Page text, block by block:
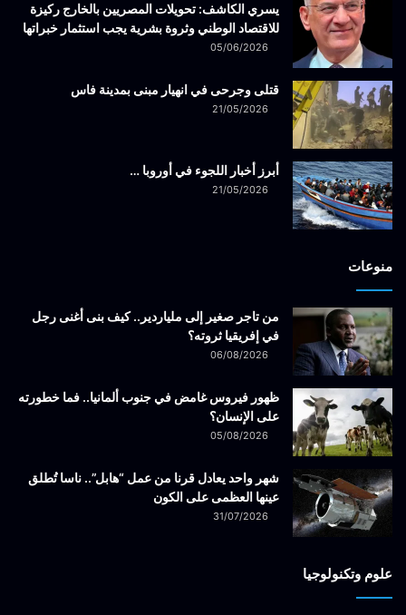
يسري الكاشف: تحويلات المصريين بالخارج ركيزة
للاقتصاد الوطني وثروة بشرية يجب استثمار خبراتها
05/06/2026
قتلى وجرحى في انهيار مبنى بمدينة فاس
21/05/2026
أبرز أخبار اللجوء في أوروبا …
21/05/2026
منوعات
من تاجر صغير إلى ملياردير.. كيف بنى أغنى رجل
في إفريقيا ثروته؟
06/08/2026
ظهور فيروس غامض في جنوب ألمانيا.. فما خطورته
على الإنسان؟
05/08/2026
شهر واحد يعادل قرنا من عمل “هابل”.. ناسا تُطلق
عينها العظمى على الكون
31/07/2026
علوم وتكنولوجيا